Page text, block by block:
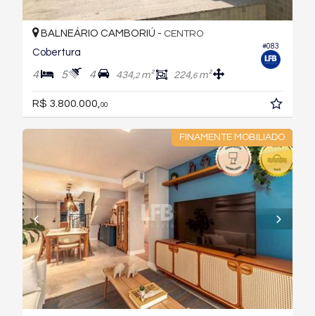
#083
BALNEÁRIO CAMBORIÚ - CENTRO
Cobertura
4 5 4 434,2m² 224,6m²
R$ 3.800.000,00
FINAMENTE MOBILIADO